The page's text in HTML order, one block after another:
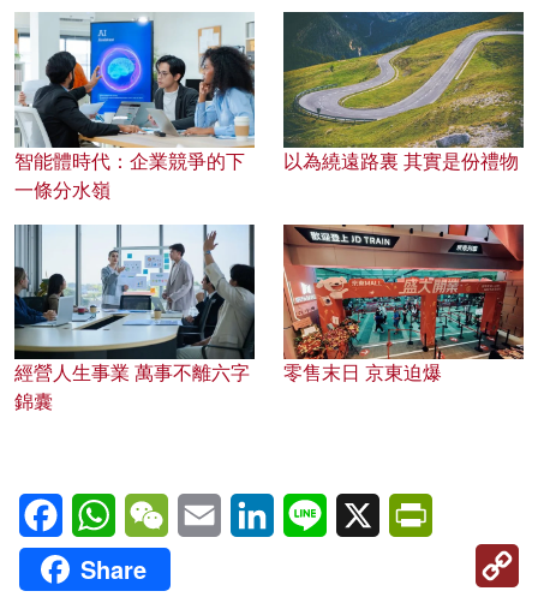
智能體時代：企業競爭的下
一條分水嶺
以為繞遠路裏 其實是份禮物
經營人生事業 萬事不離六字
錦囊
零售末日 京東迫爆
FacebookWhatsAppWeChatEmail LinkedInLine X
Share